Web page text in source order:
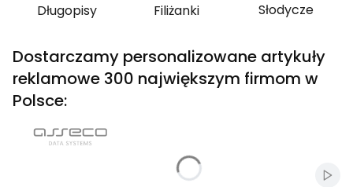
Długopisy Filiżanki Słodycze
Dostarczamy personalizowane artykuły
reklamowe 300 największym firmom w
Polsce: